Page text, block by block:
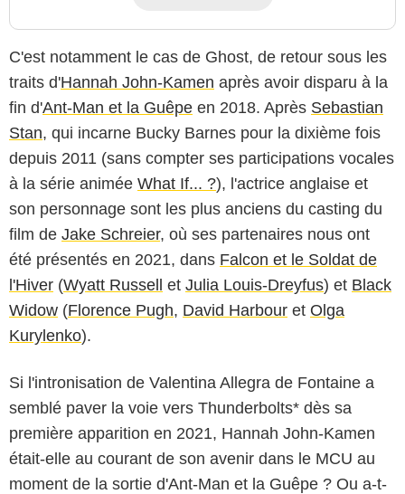
C'est notamment le cas de Ghost, de retour sous les
traits d'Hannah John-Kamen après avoir disparu à la
fin d'Ant-Man et la Guêpe en 2018. Après Sebastian
Stan, qui incarne Bucky Barnes pour la dixième fois
depuis 2011 (sans compter ses participations vocales
à la série animée What If... ?), l'actrice anglaise et
son personnage sont les plus anciens du casting du
film de Jake Schreier, où ses partenaires nous ont
été présentés en 2021, dans Falcon et le Soldat de
l'Hiver (Wyatt Russell et Julia Louis-Dreyfus) et Black
Widow (Florence Pugh, David Harbour et Olga
Kurylenko).
Si l'intronisation de Valentina Allegra de Fontaine a
semblé paver la voie vers Thunderbolts* dès sa
première apparition en 2021, Hannah John-Kamen
était-elle au courant de son avenir dans le MCU au
moment de la sortie d'Ant-Man et la Guêpe ? Ou a-t-